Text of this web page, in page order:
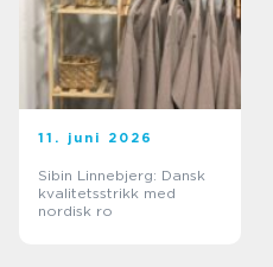
11. juni 2026
Sibin Linnebjerg: Dansk
kvalitetsstrikk med
nordisk ro